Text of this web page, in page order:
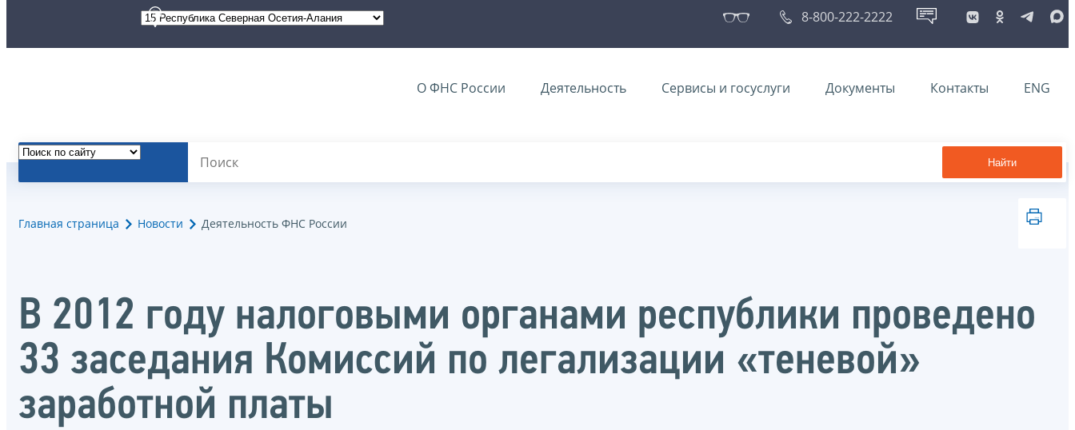
8-800-222-2222
О ФНС России Деятельность Сервисы и госуслуги Документы Контакты ENG
Найти
Главная страница Новости Деятельность ФНС России
В 2012 году налоговыми органами республики проведено
33 заседания Комиссий по легализации «теневой»
заработной платы